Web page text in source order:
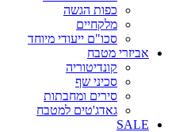
כפות הגשה
מלקחיים
סכו"ם ייעודי מיוחד
אביזרי מטבח
קונדיטוריה
סכיני שף
סירים ומחבתות
גאדג'טים למטבח
SALE